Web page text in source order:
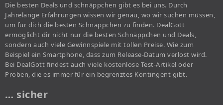
Die besten Deals und schnäppchen gibt es bei uns. Durch
Jahrelange Erfahrungen wissen wir genau, wo wir suchen müssen,
um für dich die besten Schnäppchen zu finden. DealGott
ermöglicht dir nicht nur die besten Schnäppchen und Deals,
sondern auch viele Gewinnspiele mit tollen Preise. Wie zum
Beispiel ein Smartphone, dass zum Release-Datum verlost wird.
Bei DealGott findest auch viele kostenlose Test-Artikel oder
Proben, die es immer für ein begrenztes Kontingent gibt.
… sicher